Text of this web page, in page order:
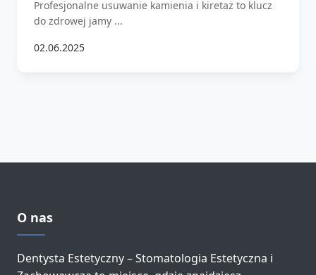
Profesjonalne usuwanie kamienia i kiretaż to klucz
do zdrowej jamy ...
02.06.2025
O nas
Dentysta Estetyczny – Stomatologia Estetyczna i